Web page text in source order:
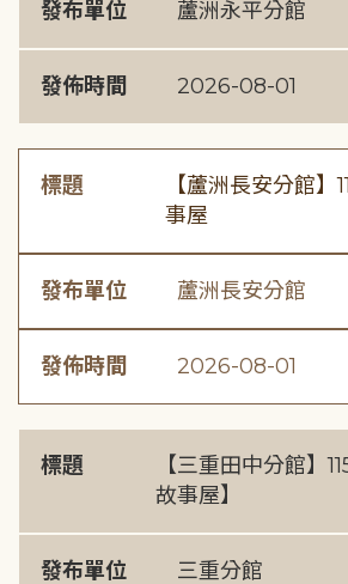
發布單位 蘆洲永平分館
發佈時間 2026-08-01
標題
【蘆洲長安分館】
事屋
發布單位 蘆洲長安分館
發佈時間 2026-08-01
標題
【三重田中分館】
故事屋】
發布單位 三重分館